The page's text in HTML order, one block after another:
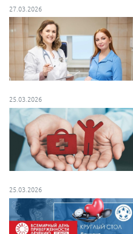
27.03.2026
25.03.2026
25.03.2026